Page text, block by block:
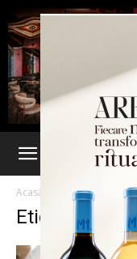
Acasă Etichete
Etichetă: